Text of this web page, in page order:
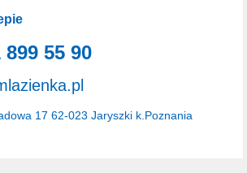
17 62-023 Jaryszki k.Poznania
55 90